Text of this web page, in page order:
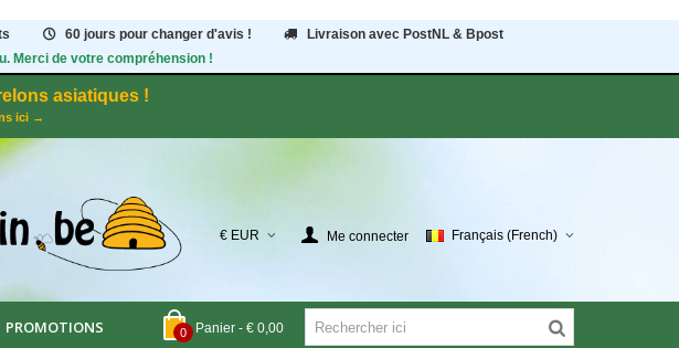
60 jours pour changer d'avis !
Livraison avec PostNL & Bpost
Merci de votre compréhension !
asiatiques !
ici →
€ EUR Me connecter Français (French)
0 Panier - € 0,00
PROMOTIONS